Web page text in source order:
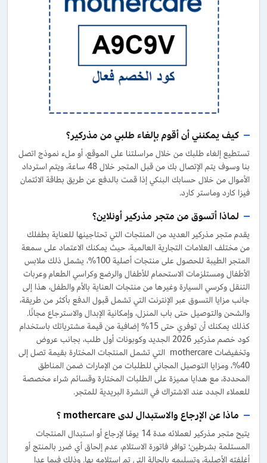
كيف يمكنني أن أقوم بإلغاء طلبي من مذركير؟
تستطيع إلغاء طلبك من خلال مراسلتنا على الموقع، أو ملء نموذج اتصل
بنا وسوف يتم الإتصال بك من قبل المتجر خلال 48 ساعة، ويتم استرداد
الأموال من خلال حسابك البنكي إذا قمت بالدفع عن طريق بطاقة الائتمان
فيزا كارد وماستر كارد.
لماذا أتسوق من متجر مذركير أونلاين؟
يقدم متجر مذركير العديد من المنتجات التي تحتاجينها للعناية بطفلك
من مختلف العلامات التجارية العالمية، حيث يمكنك الاعتماد على سمعة
المتجر الطيبة للحصول على منتجات أصلية 100%، يشمل ذلك ملابس
الأطفال ومستلزمات الاستحمام للأطفال والرضع وكراسي الطعام وعربات
التنقل وكرسي السيارة وغيرها من منتجات العناية بالأم والطفل، هذا إلى
جانب مزايا التسوق عبر الإنترنت التي تشمل قبول الدفع بأكثر من طريقة،
والشحن والتوصيل حتى باب المنزل، وإمكانية الإبدال والاسترجاع مجانًا.
كذلك يمكنك أن توفري حتى 15% إضافية من قيمة مشترياتك باستخدام
كود خصم مذركير 2026 الجديد وكوبونات أول طلب، بجانب عروض
وتخفيضات mothercare التي تشمل المنتجات المختارة بقيمة تصل إلى
40%، ومزايا التوصيل المجاني للطلبات من الإمارات ضمن المناطق
المحددة، مع هدايا مميزة على الطلبات المختارة وقسائم شراء مخصصة
للعملاء الجدد عند الاشتراك في النشرة البريدية للمتجر.
ماذا عن الإرجاع والاستبدال لدى mothercare ؟
يتيح متجر مذركير لعملائه مدة 14 يومًا لإرجاع أو استبدال المنتجات
المستلمة بشرطين؛ توافر فاتورة الاستلام، عدم إلحاق أي ضرر بالمنتج أو
أغلفته الأصلية، وتسليمه بالحالة التي تم استلامه بها. وذلك فيما عدا